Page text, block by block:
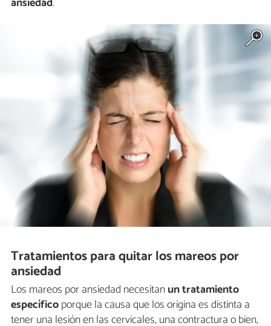
Tratamientos para quitar los mareos por
ansiedad
Los mareos por ansiedad necesitanun tratamiento
específicoporque la causa que los origina es distinta a
tener una lesión en las cervicales, una contractura o bien,